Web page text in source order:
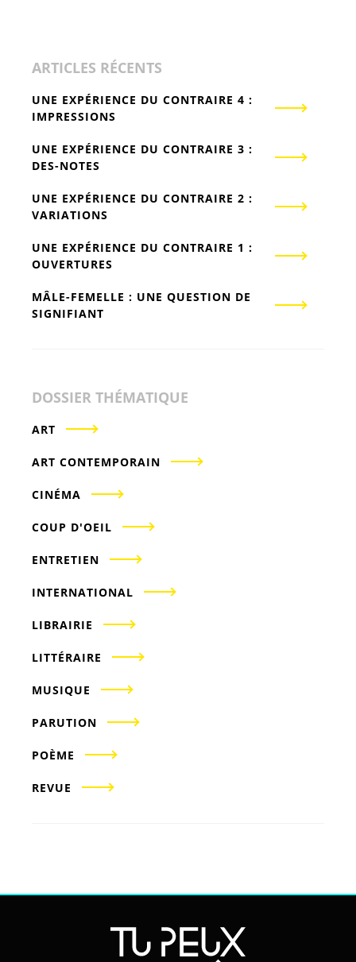
ARTICLES RÉCENTS
UNE EXPÉRIENCE DU CONTRAIRE 4 :
IMPRESSIONS
UNE EXPÉRIENCE DU CONTRAIRE 3 :
DES-NOTES
UNE EXPÉRIENCE DU CONTRAIRE 2 :
VARIATIONS
UNE EXPÉRIENCE DU CONTRAIRE 1 :
OUVERTURES
MÂLE-FEMELLE : UNE QUESTION DE
SIGNIFIANT
DOSSIER THÉMATIQUE
ART
ART CONTEMPORAIN
CINÉMA
COUP D'OEIL
ENTRETIEN
INTERNATIONAL
LIBRAIRIE
LITTÉRAIRE
MUSIQUE
PARUTION
POÈME
REVUE